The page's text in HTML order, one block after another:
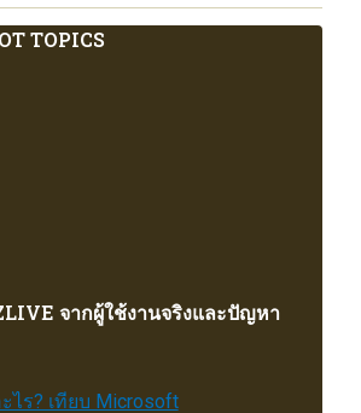
TOPICS
จากผู้ใช้งานจริงและปัญหา